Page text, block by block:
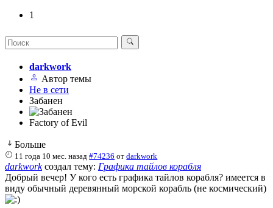
1
darkwork
Автор темы
Не в сети
Забанен
Factory of Evil
Больше
11 года 10 мес. назад #74236 отdarkwork
darkworkсоздал тему: Графика тайлов корабля
Добрый вечер! У кого есть графика тайлов корабля? имеется в
виду обычный деревянный морской корабль (не космический)